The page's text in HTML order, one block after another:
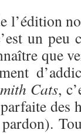
l’édition
un
que
Cats,
des